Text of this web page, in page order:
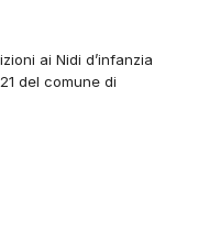
ai Nidi d’infanzia
del comune di